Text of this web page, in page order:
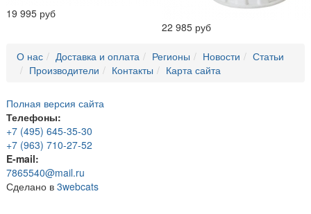
19 995 руб
22 985 руб
О нас Доставка и оплата Регионы Новости
Статьи
Производители
Контакты Карта сайта
Полная версия сайта
Телефоны:
+7 (495) 645-35-30
+7 (963) 710-27-52
E-mail:
7865540@mail.ru
Сделано в 3webcats